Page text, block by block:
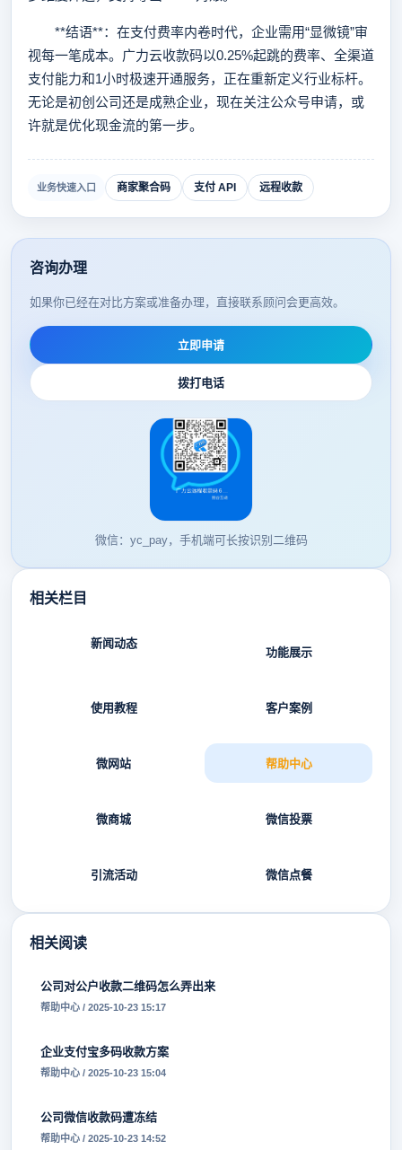
**结语**：在支付费率内卷时代，企业需用“显微镜”审
视每一笔成本。广力云收款码以0.25%起跳的费率、全渠道
支付能力和1小时极速开通服务，正在重新定义行业标杆。
无论是初创公司还是成熟企业，现在关注公众号申请，或
许就是优化现金流的第一步。
业务快速入口 商家聚合码 支付 API 远程收款
咨询办理
如果你已经在对比方案或准备办理，直接联系顾问会更高效。
立即申请
拨打电话
微信：yc_pay，手机端可长按识别二维码
相关栏目
新闻动态
功能展示
使用教程 客户案例
微网站 帮助中心
微商城 微信投票
引流活动 微信点餐
相关阅读
公司对公户收款二维码怎么弄出来
帮助中心 / 2025-10-23 15:17
企业支付宝多码收款方案
帮助中心 / 2025-10-23 15:04
公司微信收款码遭冻结
帮助中心 / 2025-10-23 14:52